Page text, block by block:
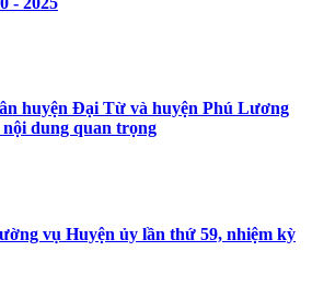
huyện Đại Từ và huyện Phú Lương
dung quan trọng
vụ Huyện ủy lần thứ 59, nhiệm kỳ